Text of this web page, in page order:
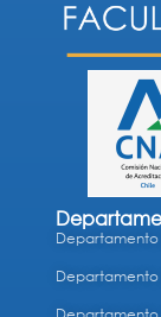
Departamento
Departamento